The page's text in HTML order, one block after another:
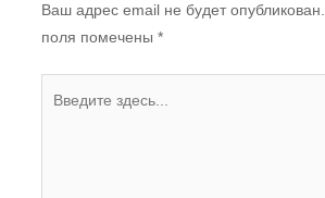
Ваш адрес email не будет опубликован.
поля помечены *
здесь...